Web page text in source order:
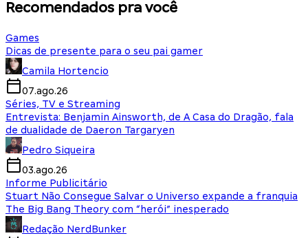
Recomendados pra você
Games
Dicas de presente para o seu pai gamer
Camila Hortencio
07.ago.26
Séries, TV e Streaming
Entrevista: Benjamin Ainsworth, de A Casa do Dragão, fala
de dualidade de Daeron Targaryen
Pedro Siqueira
03.ago.26
Informe Publicitário
Stuart Não Consegue Salvar o Universo expande a franquia
The Big Bang Theory com “herói” inesperado
Redação NerdBunker